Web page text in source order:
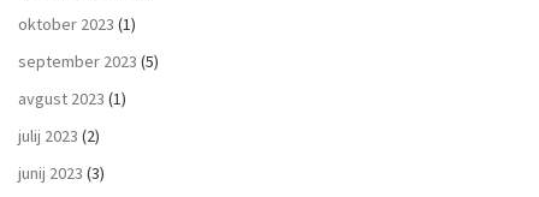
oktober 2023 (1)
september 2023 (5)
avgust 2023 (1)
julij 2023 (2)
junij 2023 (3)